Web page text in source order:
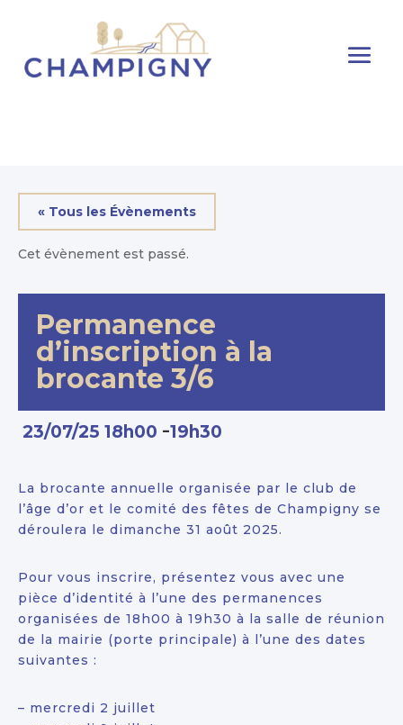
« Tous les Évènements
Cet évènement est passé.
Permanence
d’inscription à la
brocante 3/6
23/07/25 18h00 -19h30
La brocante annuelle organisée par le club de
l’âge d’or et le comité des fêtes de Champigny se
déroulera le dimanche 31 août 2025.
Pour vous inscrire, présentez vous avec une
pièce d’identité à l’une des permanences
organisées de 18h00 à 19h30 à la salle de réunion
de la mairie (porte principale) à l’une des dates
suivantes :
– mercredi 2 juillet